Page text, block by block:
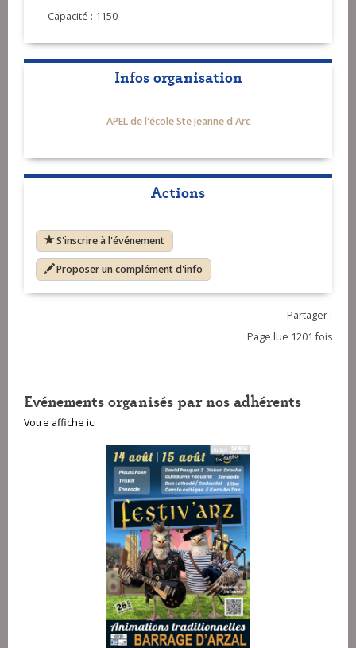
Capacité : 1150
Infos organisation
APEL de l'école Ste Jeanne d'Arc
Actions
S'inscrire à l'événement
Proposer un complément d'info
Partager :
Page lue 1201 fois
Evénements organisés par nos adhérents
Votre affiche ici